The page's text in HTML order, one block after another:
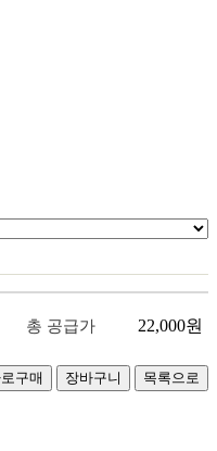
총 공급가 22,000원